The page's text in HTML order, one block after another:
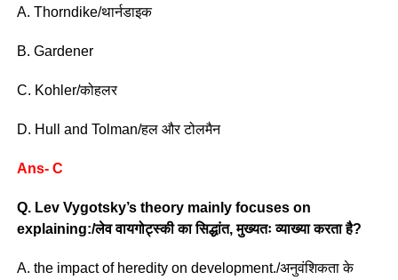
A. Thorndike/थार्नडाइक
B. Gardener
C. Kohler/कोहलर
D. Hull and Tolman/हल और टोलमैन
Ans- C
Q. Lev Vygotsky’s theory mainly focuses on
explaining:/लेव वायगोट्स्की का सिद्धांत, मुख्यतः व्याख्या करता है?
A. the impact of heredity on development./अनुवंशिकता के